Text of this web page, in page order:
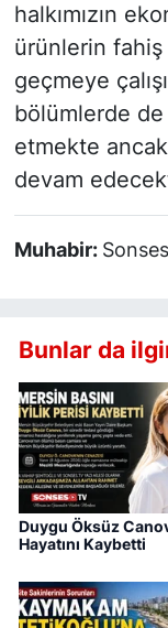
halkımızın
ürünlerin
geçmeye
bölümlerde
etmekte
devam
Muhabir:
Bunlar da
Duygu Öksüz
Hayatını Kaybetti